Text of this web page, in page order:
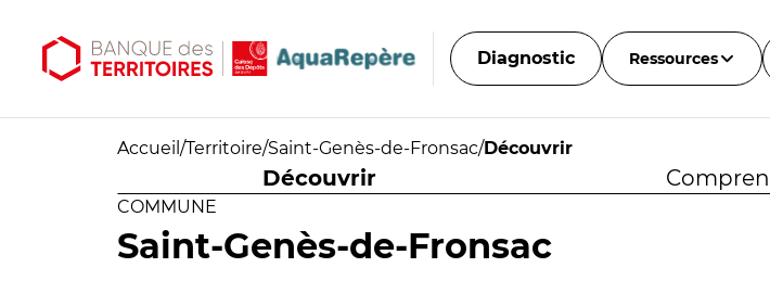
Diagnostic Ressources
Accueil /Territoire/Saint-Genès-de-Fronsac/Découvrir
Découvrir
COMMUNE
Saint-Genès-de-Fronsac